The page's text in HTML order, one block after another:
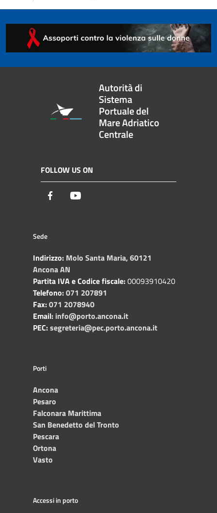
Autorità di
Sistema
Portuale del
Mare Adriatico
Centrale
FOLLOW US ON
Facebook
Sede
Indirizzo: Molo Santa Maria, 60121
Ancona AN
Partita IVA e Codice fiscale:00093910420
Telefono:071 207891
Fax:071 2078940
Email: info@porto.ancona.it
PEC:segreteria@pec.porto.ancona.it
Porti
Ancona
Pesaro
Falconara Marittima
San Benedetto del Tronto
Pescara
Ortona
Vasto
Accessi in porto